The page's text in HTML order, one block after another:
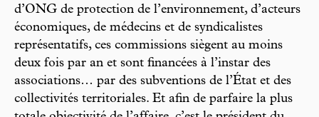
d’ONG de protection de l’environnement, d’acteurs
économiques, de médecins et de syndicalistes
représentatifs, ces commissions siègent au moins
deux fois par an et sont financées à l’instar des
associations… par des subventions de l’État et des
collectivités territoriales. Et afin de parfaire la plus